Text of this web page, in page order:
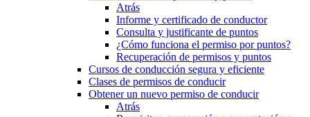
Atrás
Informe y certificado de conductor
Consulta y justificante de puntos
¿Cómo funciona el permiso por puntos?
Recuperación de permisos y puntos
Cursos de conducción segura y eficiente
Clases de permisos de conducir
Obtener un nuevo permiso de conducir
Atrás